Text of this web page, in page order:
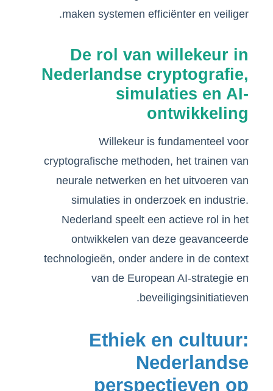
maken systemen efficiënter en veiliger.
De rol van willekeur in
Nederlandse cryptografie,
simulaties en AI-
ontwikkeling
Willekeur is fundamenteel voor
cryptografische methoden, het trainen van
neurale netwerken en het uitvoeren van
simulaties in onderzoek en industrie.
Nederland speelt een actieve rol in het
ontwikkelen van deze geavanceerde
technologieën, onder andere in de context
van de European AI-strategie en
beveiligingsinitiatieven.
Ethiek en cultuur:
Nederlandse
perspectieven op